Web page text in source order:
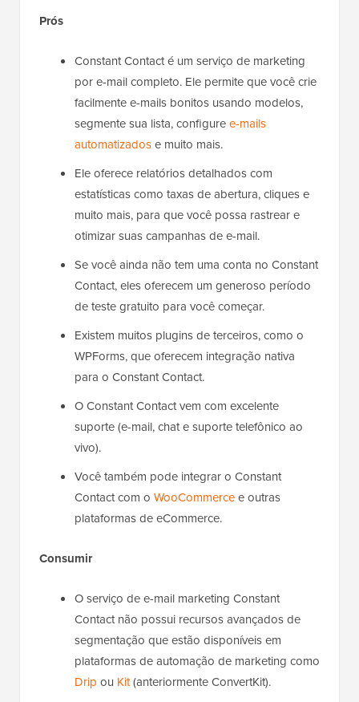
Prós
Constant Contact é um serviço de marketing
por e-mail completo. Ele permite que você crie
facilmente e-mails bonitos usando modelos,
segmente sua lista, configuree-mails
automatizadose muito mais.
Ele oferece relatórios detalhados com
estatísticas como taxas de abertura, cliques e
muito mais, para que você possa rastrear e
otimizar suas campanhas de e-mail.
Se você ainda não tem uma conta no Constant
Contact, eles oferecem um generoso período
de teste gratuito para você começar.
Existem muitos plugins de terceiros, como o
WPForms, que oferecem integração nativa
para o Constant Contact.
O Constant Contact vem com excelente
suporte (e-mail, chat e suporte telefônico ao
vivo).
Você também pode integrar o Constant
Contact com o WooCommercee outras
plataformas de eCommerce.
Consumir
O serviço de e-mail marketing Constant
Contact não possui recursos avançados de
segmentação que estão disponíveis em
plataformas de automação de marketing como
Drip ou Kit(anteriormente ConvertKit).